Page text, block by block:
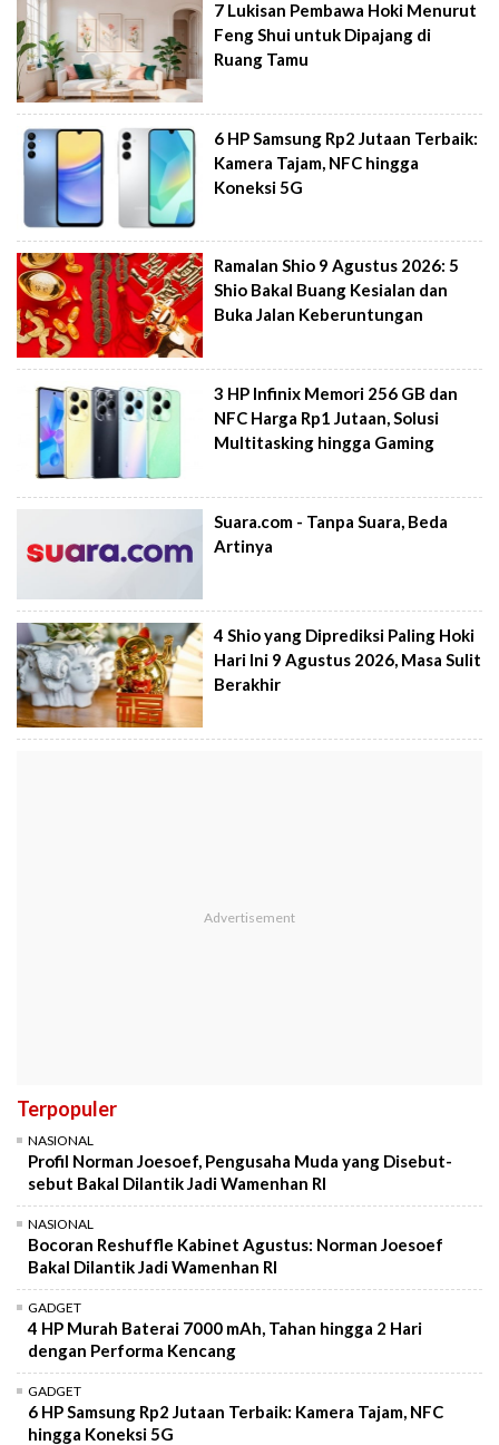
7 Lukisan Pembawa Hoki Menurut
Feng Shui untuk Dipajang di
Ruang Tamu
6 HP Samsung Rp2 Jutaan Terbaik:
Kamera Tajam, NFC hingga
Koneksi 5G
Ramalan Shio 9 Agustus 2026: 5
Shio Bakal Buang Kesialan dan
Buka Jalan Keberuntungan
3 HP Infinix Memori 256 GB dan
NFC Harga Rp1 Jutaan, Solusi
Multitasking hingga Gaming
Suara.com - Tanpa Suara, Beda
Artinya
4 Shio yang Diprediksi Paling Hoki
Hari Ini 9 Agustus 2026, Masa Sulit
Berakhir
Terpopuler
NASIONAL
Profil Norman Joesoef, Pengusaha Muda yang Disebut-
sebut Bakal Dilantik Jadi Wamenhan RI
NASIONAL
Bocoran Reshuffle Kabinet Agustus: Norman Joesoef
Bakal Dilantik Jadi Wamenhan RI
GADGET
4 HP Murah Baterai 7000 mAh, Tahan hingga 2 Hari
dengan Performa Kencang
GADGET
6 HP Samsung Rp2 Jutaan Terbaik: Kamera Tajam, NFC
hingga Koneksi 5G